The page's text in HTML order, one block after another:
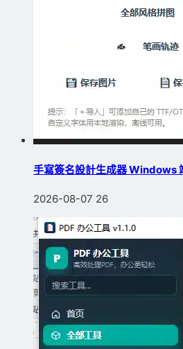
手寫簽名設計生成器 Windows
2026-08-07 26